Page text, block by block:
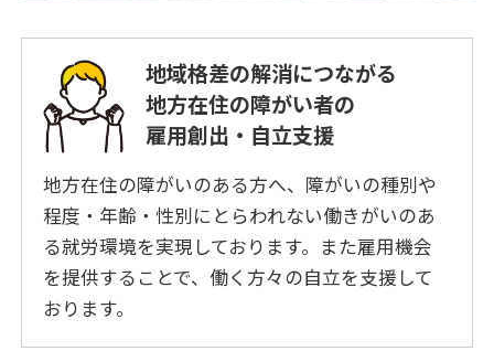
地域格差の解消につながる
地方在住の障がい者の
雇用創出・自立支援
地方在住の障がいのある方へ、障がいの種別や
程度・年齢・性別にとらわれない働きがいのあ
る就労環境を実現しております。また雇用機会
を提供することで、働く方々の自立を支援して
おります。